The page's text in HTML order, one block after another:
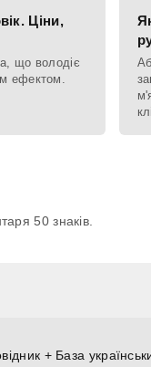
Ціни,
що володіє
ефектом.
50 знаків.
+ База